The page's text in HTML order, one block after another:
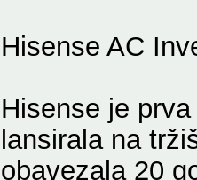
Hisense AC
Hisense je
lansirala na
obavezala 20